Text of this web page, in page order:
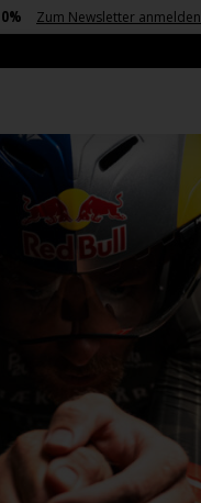
Zum Newsletter anmelden